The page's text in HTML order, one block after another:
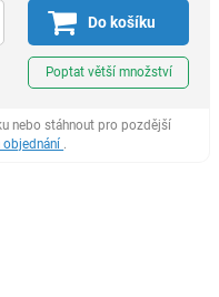
Do košíku
Poptat větší množství
nebo stáhnout pro pozdější
objednání .